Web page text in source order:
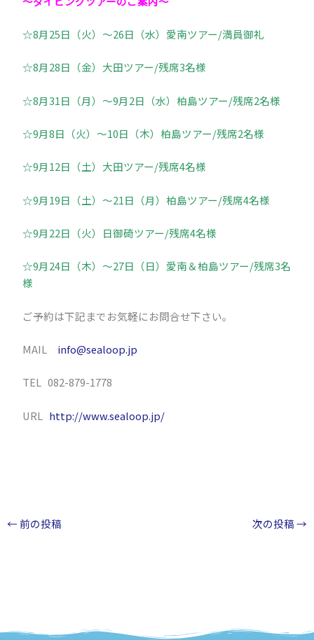
☆8月25日（火）～26日（水）愛南ツアー/満員御礼
☆8月28日（金）大田ツアー/残席3名様
☆8月31日（月）～9月2日（水）柏島ツアー/残席2名様
☆9月8日（火）～10日（木）柏島ツアー/残席2名様
☆9月12日（土）大田ツアー/残席4名様
☆9月19日（土）～21日（月）柏島ツアー/残席4名様
☆9月22日（火）日御碕ツアー/残席4名様
☆9月24日（木）～27日（日）愛南＆柏島ツアー/残席3名
様
ご予約は下記までお気軽にお問合せ下さい。
MAIL info@sealoop.jp
TEL 082-879-1778
URL http://www.sealoop.jp/
← 前の投稿 次の投稿→